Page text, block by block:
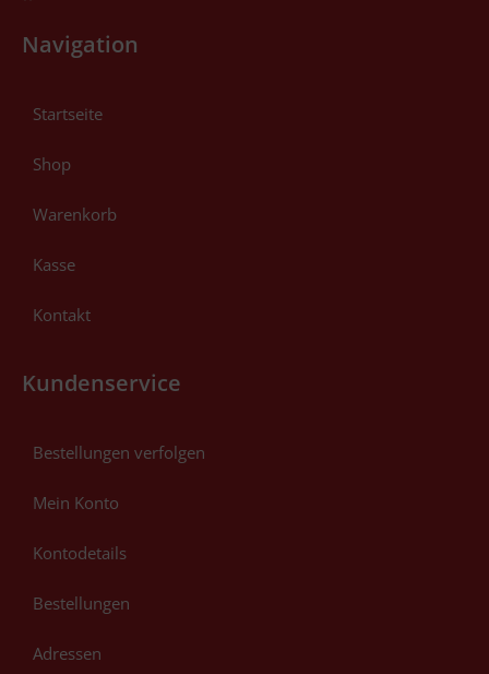
Navigation
Startseite
Shop
Warenkorb
Kasse
Kontakt
Kundenservice
Bestellungen verfolgen
Mein Konto
Kontodetails
Bestellungen
Adressen